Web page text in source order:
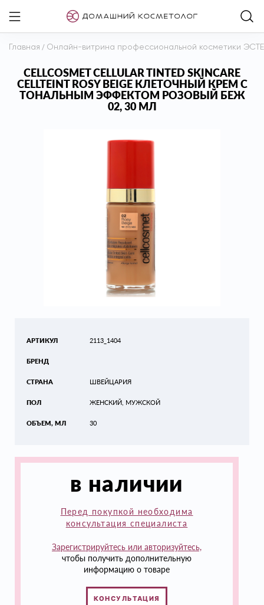
Главная / Онлайн-витрина профессиональной косметики
CELLCOSMET CELLULAR TINTED SKINCARE
CELLTEINT ROSY BEIGE КЛЕТОЧНЫЙ КРЕМ С
ТОНАЛЬНЫМ ЭФФЕКТОМ РОЗОВЫЙ БЕЖ
02, 30 МЛ
АРТИКУЛ
БРЕНД
СТРАНА
ПОЛ
ОБЪЕМ, МЛ
2113_1404
ШВЕЙЦАРИЯ
ЖЕНСКИЙ, МУЖСКОЙ
30
в наличии
Перед покупкой необходима
консультация специалиста
Зарегистрируйтесь или авторизуйтесь,
чтобы получить дополнительную
информацию о товаре
КОНСУЛЬТАЦИЯ